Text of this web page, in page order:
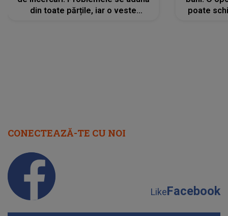
din toate părțile, iar o veste
poate
CONECTEAZĂ-TE CU NOI
LikeFacebook